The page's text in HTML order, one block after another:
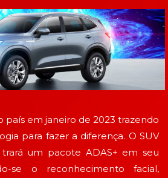
país em janeiro de 2023 trazendo
para fazer a diferença. O SUV
um pacote ADAS+ em seu
se o reconhecimento facial,